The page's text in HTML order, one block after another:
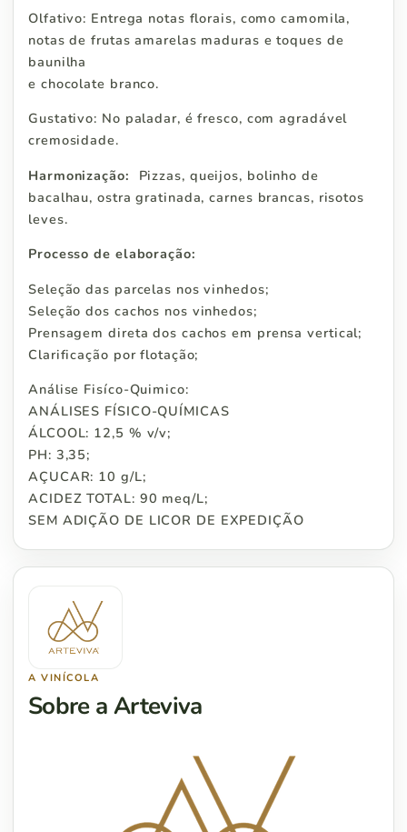
Olfativo: Entrega notas florais, como camomila,
notas de frutas amarelas maduras e toques de
baunilha
e chocolate branco.
Gustativo: No paladar, é fresco, com agradável
cremosidade.
Harmonização: Pizzas, queijos, bolinho de
bacalhau, ostra gratinada, carnes brancas, risotos
leves.
Processo de elaboração:
Seleção das parcelas nos vinhedos;
Seleção dos cachos nos vinhedos;
Prensagem direta dos cachos em prensa vertical;
Clarificação por flotação;
Análise Fisíco-Quimico:
ANÁLISES FÍSICO-QUÍMICAS
ÁLCOOL: 12,5 % v/v;
PH: 3,35;
AÇUCAR: 10 g/L;
ACIDEZ TOTAL: 90 meq/L;
SEM ADIÇÃO DE LICOR DE EXPEDIÇÃO
A VINÍCOLA
Sobre a Arteviva